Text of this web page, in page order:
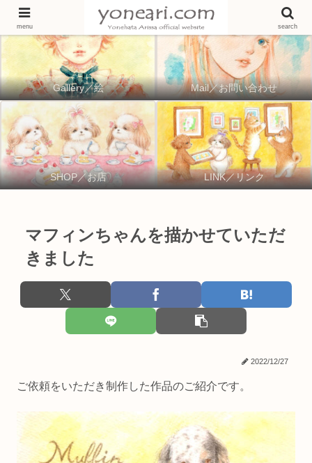
Gallery／絵 Mail／お問い合わせ
SHOP／お店 LINK／リンク
マフィンちゃんを描かせていただ
きました
2022/12/27
ご依頼をいただき制作した作品のご紹介です。
menu search